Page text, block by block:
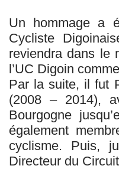
Un hommage a
Cycliste
reviendra dans le
l’UC Digoin
Par la suite, il fut
(2008 – 2014),
Bourgogne
également
cyclisme. Puis,
Directeur du